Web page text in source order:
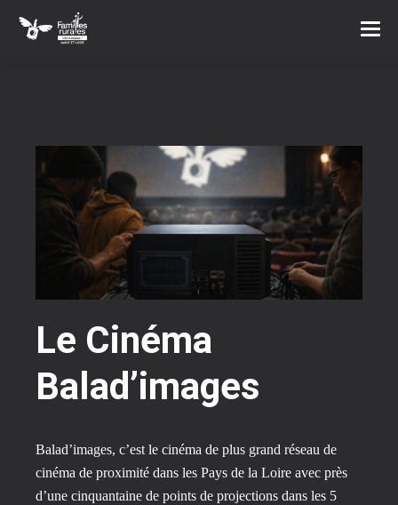
Le Cinéma
Balad’images
Balad’images, c’est le cinéma de plus grand réseau de
cinéma de proximité dans les Pays de la Loire avec près
d’une cinquantaine de points de projections dans les 5